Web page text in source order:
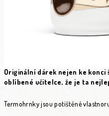
Originální dárek nejen ke
oblíbené učitelce, že je ta
Termohrnky jsou potištěné